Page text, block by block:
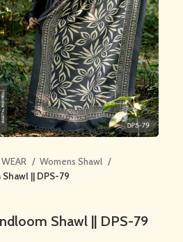
Womens Shawl
|| DPS-79
Shawl || DPS-79